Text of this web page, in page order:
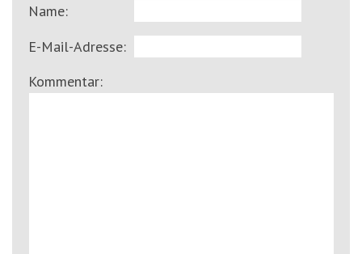
Name:
E-Mail-Adresse:
Kommentar: